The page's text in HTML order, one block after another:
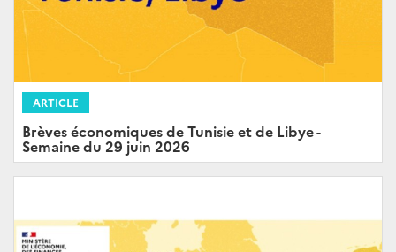
ARTICLE
Brèves économiques de Tunisie et de Libye -
Semaine du 29 juin 2026